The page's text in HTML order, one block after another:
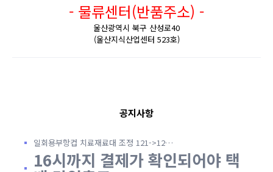
- 물류센터(반품주소) -
울산광역시 북구 산성로40
(울산지식산업센터 523호)
공지사항
일회용부항컵 치료재료대 조정 121->12…
16시까지 결제가 확인되어야 택